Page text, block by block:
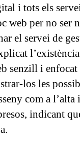
i tots els
web per no ser
el servei de
senzill i
los les
com a
indicant